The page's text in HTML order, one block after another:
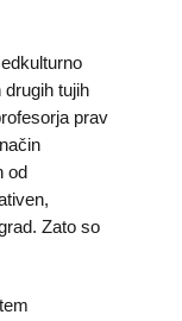
tujih
prav
od
Zato so